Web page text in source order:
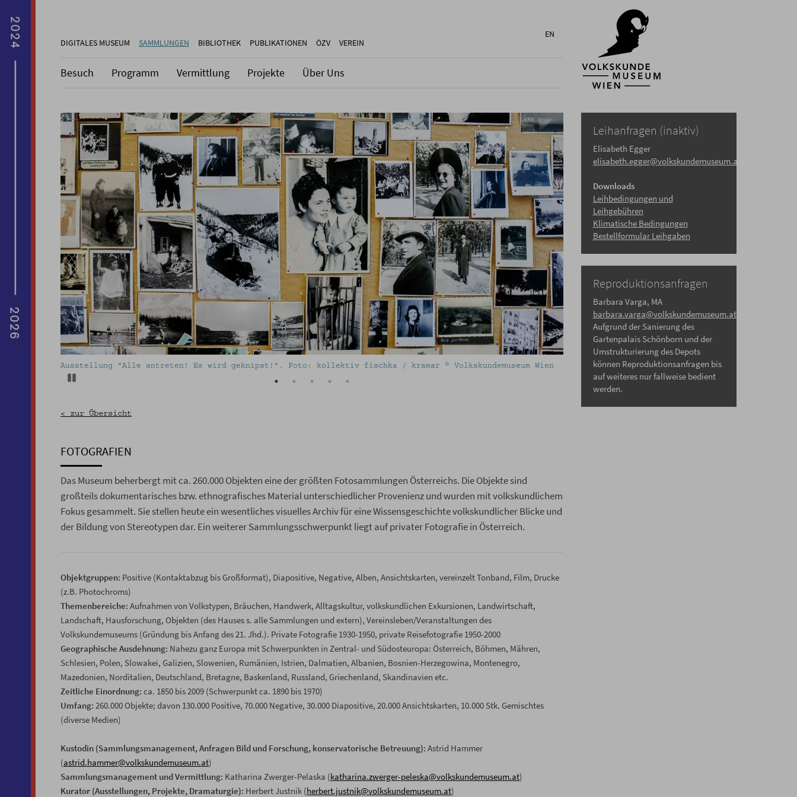
DIGITALES MUSEUM SAMMLUNGEN BIBLIOTHEK PUBLIKATIONEN ÖZV VEREIN
EN
Besuch Programm Vermittlung Projekte Über Uns
Pos/39. Radautz Rumänien. Sammlung von Custos Szombathy. Sommer 1894. Volkskundemuseum Wien Inventarisieren von Stereodias. Foto: Astrid
< zur Übersicht
FOTOGRAFIEN
Das Museum beherbergt mit ca. 260.000 Objekten eine der größten Fotosammlungen Österreichs. Die Objekte sind
großteils dokumentarisches bzw. ethnografisches Material unterschiedlicher Provenienz und wurden mit volkskundlichem
Fokus gesammelt. Sie stellen heute ein wesentliches visuelles Archiv für eine Wissensgeschichte volkskundlicher Blicke und
der Bildung von Stereotypen dar. Ein weiterer Sammlungsschwerpunkt liegt auf privater Fotografie in Österreich.
Objektgruppen: Positive (Kontaktabzug bis Großformat), Diapositive, Negative, Alben, Ansichtskarten, vereinzelt Tonband, Film, Drucke
(z.B. Photochroms)
Themenbereiche: Aufnahmen von Volkstypen, Bräuchen, Handwerk, Alltagskultur, volkskundlichen Exkursionen, Landwirtschaft,
Landschaft, Hausforschung, Objekten (des Hauses s. alle Sammlungen und extern), Vereinsleben/Veranstaltungen des
Volkskundemuseums (Gründung bis Anfang des 21. Jhd.). Private Fotografie 1930-1950, private Reisefotografie 1950-2000
Geographische Ausdehnung: Nahezu ganz Europa mit Schwerpunkten in Zentral- und Südosteuropa: Österreich, Böhmen, Mähren,
Schlesien, Polen, Slowakei, Galizien, Slowenien, Rumänien, Istrien, Dalmatien, Albanien, Bosnien-Herzegowina, Montenegro,
Mazedonien, Norditalien, Deutschland, Bretagne, Baskenland, Russland, Griechenland, Skandinavien etc.
Zeitliche Einordnung: ca. 1850 bis 2009 (Schwerpunkt ca. 1890 bis 1970)
Umfang: 260.000 Objekte; davon 130.000 Positive, 70.000 Negative, 30.000 Diapositive, 20.000 Ansichtskarten, 10.000 Stk. Gemischtes
(diverse Medien)
Kustodin (Sammlungsmanagement, Anfragen Bild und Forschung, konservatorische Betreuung): Astrid Hammer
(astrid.hammer@volkskundemuseum.at)
Sammlungsmanagement und Vermittlung: Katharina Zwerger-Pelaska (katharina.zwerger-peleska@volkskundemuseum.at)
Kurator (Ausstellungen, Projekte, Dramaturgie): Herbert Justnik (herbert.justnik@volkskundemuseum.at)
Leihanfragen (inaktiv)
Elisabeth Egger
elisabeth.egger@volkskundemuseum.at
Downloads
Leihbedingungen und
Leihgebühren
Klimatische Bedingungen
Bestellformular Leihgaben
Reproduktionsanfragen
Barbara Varga, MA
barbara.varga@volkskundemuseum.at
Aufgrund der Sanierung des
Gartenpalais Schönborn und der
Umstrukturierung des Depots
können Reproduktionsanfragen bis
auf weiteres nur fallweise bedient
werden.